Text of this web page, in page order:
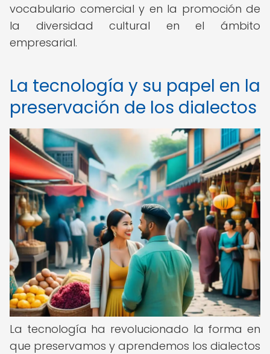
vocabulario comercial y en la promoción de
la diversidad cultural en el ámbito
empresarial.
La tecnología y su papel en la
preservación de los dialectos
La tecnología ha revolucionado la forma en
que preservamos y aprendemos los dialectos